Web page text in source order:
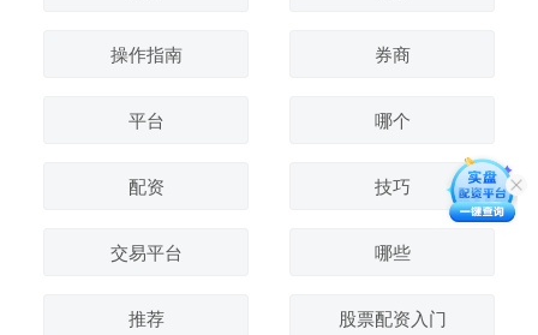
操作指南 券商
平台 哪个
配资 技巧
交易平台 哪些
推荐 股票配资入门